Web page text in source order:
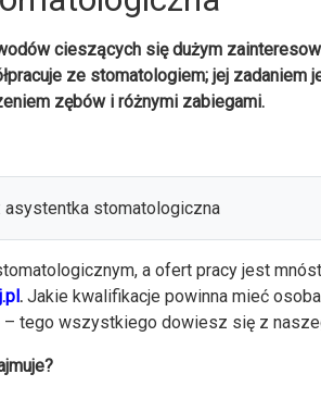
cieszących się dużym
ze stomatologiem; jej zadaniem
zębów i różnymi zabiegami.
a ofert pracy jest
. Jakie kwalifikacje powinna mieć
tego wszystkiego dowiesz się z